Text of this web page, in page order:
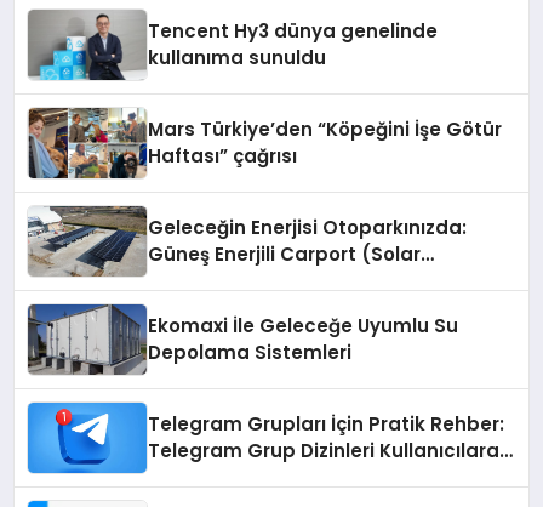
Tencent Hy3 dünya genelinde
kullanıma sunuldu
Mars Türkiye’den “Köpeğini İşe Götür
Haftası” çağrısı
Geleceğin Enerjisi Otoparkınızda:
Güneş Enerjili Carport (Solar
Ekomaxi İle Geleceğe Uyumlu Su
Depolama Sistemleri
Telegram Grupları İçin Pratik Rehber:
Telegram Grup Dizinleri Kullanıcılara